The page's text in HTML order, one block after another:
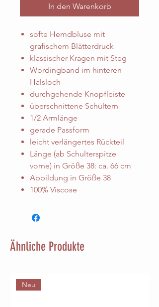
In den Warenkorb
softe Hemdbluse mit
grafischem Blätterdruck
klassischer Kragen mit Steg
Wordingband im hinteren
Halsloch
durchgehende Knopfleiste
überschnittene Schultern
1/2 Armlänge
gerade Passform
leicht verlängertes Rückteil
Länge (ab Schulterspitze
vorne) in Größe 38: ca. 66 cm
Abbildung in Größe 38
100% Viscose
Ähnliche Produkte
Neu